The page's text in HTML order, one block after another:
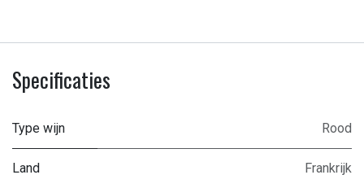
Specificaties
Type wijn Rood
Land Frankrijk